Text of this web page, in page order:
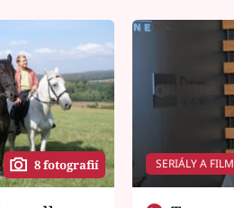
8 fotografií SERIÁLY A